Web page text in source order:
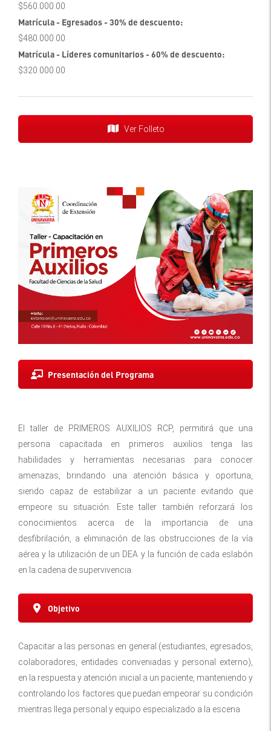
$560.000.00
Matrícula - Egresados - 30% de descuento:
$480.000.00
Matrícula - Líderes comunitarios - 60% de descuento:
$320.000.00
Ver Folleto
Presentación del Programa
El taller de PRIMEROS AUXILIOS RCP, permitirá que una
persona capacitada en primeros auxilios tenga las
habilidades y herramientas necesarias para conocer
amenazas, brindando una atención básica y oportuna,
siendo capaz de estabilizar a un paciente evitando que
empeore su situación. Este taller también reforzará los
conocimientos acerca de la importancia de una
desfibrilación, a eliminación de las obstrucciones de la vía
aérea y la utilización de un DEA y la función de cada eslabón
en la cadena de supervivencia.
Objetivo
Capacitar a las personas en general (estudiantes, egresados,
colaboradores, entidades conveniadas y personal externo),
en la respuesta y atención inicial a un paciente, manteniendo y
controlando los factores que puedan empeorar su condición
mientras llega personal y equipo especializado a la escena.